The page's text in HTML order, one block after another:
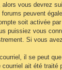
alors vous devrez
peuvent
soit activée
puissiez vous
Si vous
il se peut
ait été traité